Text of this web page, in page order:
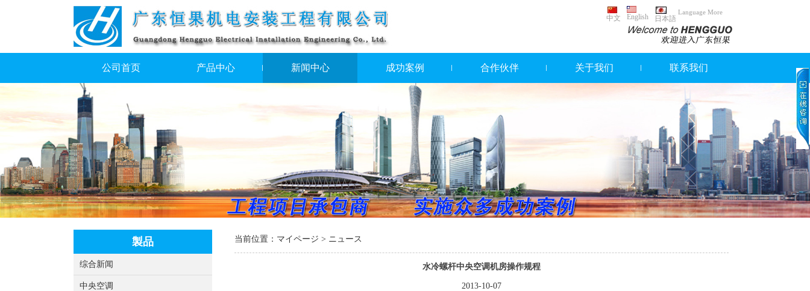
中文 English 日本語
Language More
公司首页 产品中心 新闻中心 成功案例 合作伙伴 关于我们 联系我们
製品
综合新闻
中央空调
当前位置： マイページ > ニュース
水冷螺杆中央空调机房操作规程
2013-10-07